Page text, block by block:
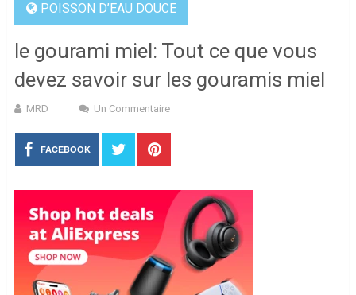
POISSON D’EAU DOUCE
le gourami miel: Tout ce que vous
devez savoir sur les gouramis miel
MRD Un Commentaire
FACEBOOK